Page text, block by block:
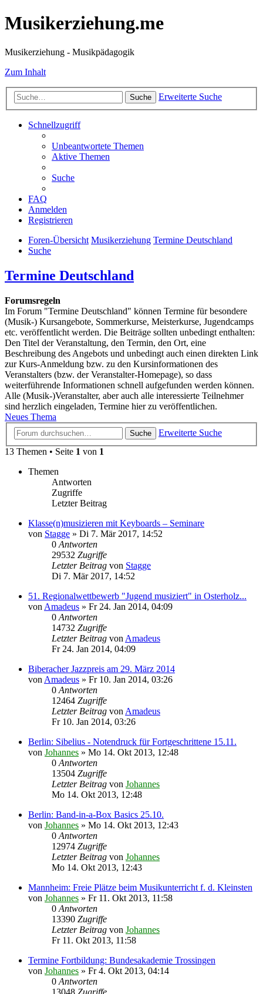
Musikerziehung.me
Musikerziehung - Musikpädagogik
Zum Inhalt
Suche Erweiterte Suche
Schnellzugriff
Unbeantwortete Themen
Aktive Themen
Suche
FAQ
Anmelden
Registrieren
Foren-Übersicht Musikerziehung Termine Deutschland
Suche
Termine Deutschland
Forumsregeln
Im Forum "Termine Deutschland" können Termine für besondere
(Musik-) Kursangebote, Sommerkurse, Meisterkurse, Jugendcamps
etc. veröffentlicht werden. Die Beiträge sollten unbedingt enthalten:
Den Titel der Veranstaltung, den Termin, den Ort, eine
Beschreibung des Angebots und unbedingt auch einen direkten Link
zur Kurs-Anmeldung bzw. zu den Kursinformationen des
Veranstalters (bzw. der Veranstalter-Homepage), so dass
weiterführende Informationen schnell aufgefunden werden können.
Alle (Musik-)Veranstalter, aber auch alle interessierte Teilnehmer
sind herzlich eingeladen, Termine hier zu veröffentlichen.
Neues Thema
Suche
Erweiterte Suche
13 Themen • Seite 1 von 1
Themen
Antworten
Zugriffe
Letzter Beitrag
Klasse(n)musizieren mit Keyboards – Seminare
von Stagge » Di 7. Mär 2017, 14:52
0 Antworten
29532 Zugriffe
Letzter Beitrag von Stagge
Di 7. Mär 2017, 14:52
51. Regionalwettbewerb "Jugend musiziert" in Osterholz...
von Amadeus » Fr 24. Jan 2014, 04:09
0 Antworten
14732 Zugriffe
Letzter Beitrag von Amadeus
Fr 24. Jan 2014, 04:09
Biberacher Jazzpreis am 29. März 2014
von Amadeus » Fr 10. Jan 2014, 03:26
0 Antworten
12464 Zugriffe
Letzter Beitrag von Amadeus
Fr 10. Jan 2014, 03:26
Berlin: Sibelius - Notendruck für Fortgeschrittene 15.11.
von Johannes » Mo 14. Okt 2013, 12:48
0 Antworten
13504 Zugriffe
Letzter Beitrag von Johannes
Mo 14. Okt 2013, 12:48
Berlin: Band-in-a-Box Basics 25.10.
von Johannes » Mo 14. Okt 2013, 12:43
0 Antworten
12974 Zugriffe
Letzter Beitrag von Johannes
Mo 14. Okt 2013, 12:43
Mannheim: Freie Plätze beim Musikunterricht f. d. Kleinsten
von Johannes » Fr 11. Okt 2013, 11:58
0 Antworten
13390 Zugriffe
Letzter Beitrag von Johannes
Fr 11. Okt 2013, 11:58
Termine Fortbildung: Bundesakademie Trossingen
von Johannes » Fr 4. Okt 2013, 04:14
0 Antworten
13048 Zugriffe